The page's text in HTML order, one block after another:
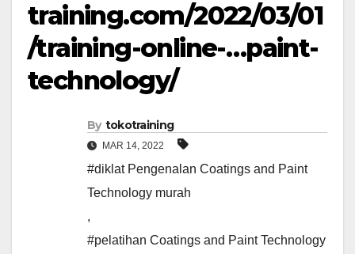
training.com/2022/03/01
/training-online-…paint-
technology/
By tokotraining
MAR 14, 2022
#diklat Pengenalan Coatings and Paint
Technology murah
,
#pelatihan Coatings and Paint Technology